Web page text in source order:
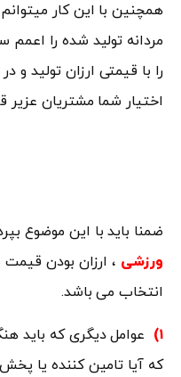
همچنین با این کار
مردانه تولید شده را اعمم
را با قیمتی ارزان تولید و
اختیار شما مشتریان عزیر
ضمنا باید با این موضوع
ورزشی ، ارزان بودن قیمت
انتخاب می باشد.
۱)
عوامل دیگری که باید
که آیا تامین کننده یا